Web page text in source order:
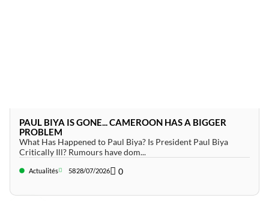
PAUL BIYA IS GONE... CAMEROON HAS A BIGGER
PROBLEM
What Has Happened to Paul Biya? Is President Paul Biya
Critically Ill? Rumours have dom...
Actualités 5828/07/2026 0